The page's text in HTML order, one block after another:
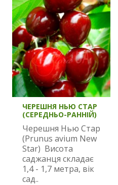
ЧЕРЕШНЯ НЬЮ СТАР
(СЕРЕДНЬО-РАННІЙ)
Черешня Нью Стар
(Prunus avium New
Star) Висота
саджанця складає
1,4 - 1,7 метра, вік
сад..